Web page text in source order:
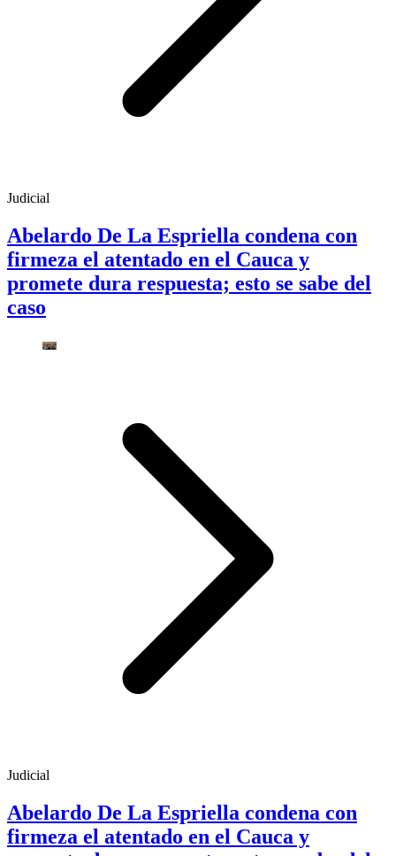
Judicial
Abelardo De La Espriella condena con
firmeza el atentado en el Cauca y
promete dura respuesta; esto se sabe del
caso
Judicial
Abelardo De La Espriella condena con
firmeza el atentado en el Cauca y